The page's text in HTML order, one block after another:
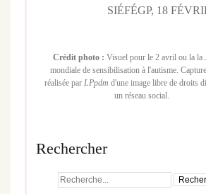
SIÉFÉGP, 18
Crédit photo : Visuel pour le 2 avril ou la la
mondiale de sensibilisation à l'autisme.
réalisée par LPpdm d'une image libre de droits
un réseau social.
Rechercher